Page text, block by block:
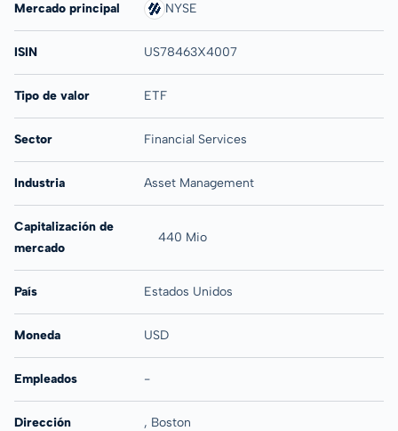
Mercado principal NYSE
ISIN US78463X4007
Tipo de valor ETF
Sector Financial Services
Industria Asset Management
Capitalización de
mercado
440 Mio
País Estados Unidos
Moneda USD
Empleados -
Dirección , Boston